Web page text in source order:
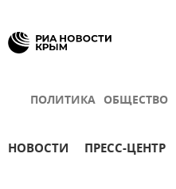
ПОЛИТИКА ОБЩЕСТВО
НОВОСТИ ПРЕСС-ЦЕНТР